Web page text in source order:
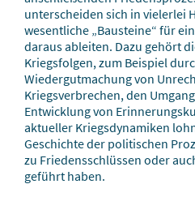
unterscheiden sich in vielerlei
wesentliche „Bausteine“ für
daraus ableiten. Dazu gehört
Kriegsfolgen, zum Beispiel
Wiedergutmachung von
Kriegsverbrechen, den
Entwicklung von
aktueller Kriegsdynamiken
Geschichte der politischen
zu Friedensschlüssen oder
geführt haben.